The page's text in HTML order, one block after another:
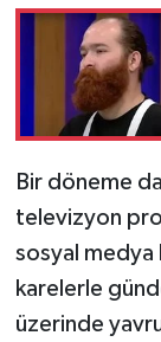
Bir döneme
televizyon
sosyal medya
karelerle
üzerinde